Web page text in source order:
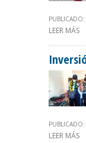
LEER MÁS
LEER MÁS